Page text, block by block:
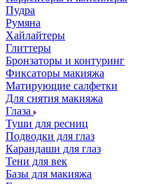
Пудра
Румяна
Хайлайтеры
Глиттеры
Бронзаторы и контуринг
Фиксаторы макияжа
Матирующие салфетки
Для снятия макияжа
Глаза
Туши для ресниц
Подводки для глаз
Карандаши для глаз
Тени для век
Базы для макияжа